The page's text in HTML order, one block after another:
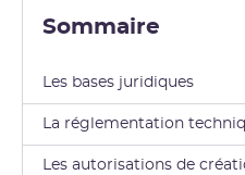
Sommaire
Les bases juridiques
La réglementation
Les autorisations de